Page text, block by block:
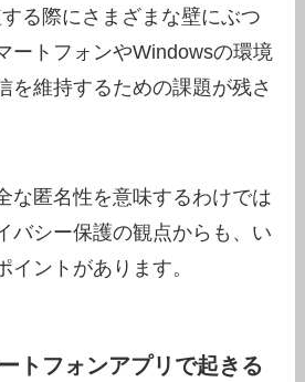
る際にさまざまな壁にぶつ
ートフォンやWindowsの環境
を維持するための課題が残さ
な匿名性を意味するわけでは
バシー保護の観点からも、い
イントがあります。
トフォンアプリで起きる